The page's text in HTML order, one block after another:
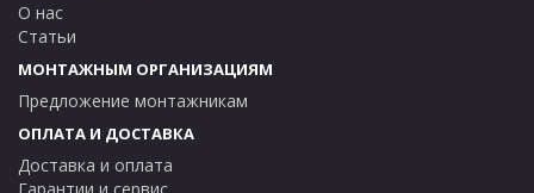
О нас
Статьи
МОНТАЖНЫМ ОРГАНИЗАЦИЯМ
Предложение монтажникам
ОПЛАТА И ДОСТАВКА
Доставка и оплата